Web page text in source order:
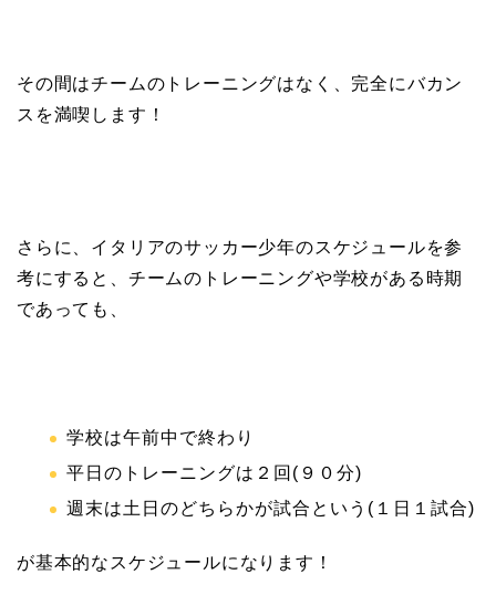
その間はチームのトレーニングはなく、完全にバカン
スを満喫します！
さらに、イタリアのサッカー少年のスケジュールを参
考にすると、チームのトレーニングや学校がある時期
であっても、
学校は午前中で終わり
平日のトレーニングは２回(９０分)
週末は土日のどちらかが試合という(１日１試合)
が基本的なスケジュールになります！